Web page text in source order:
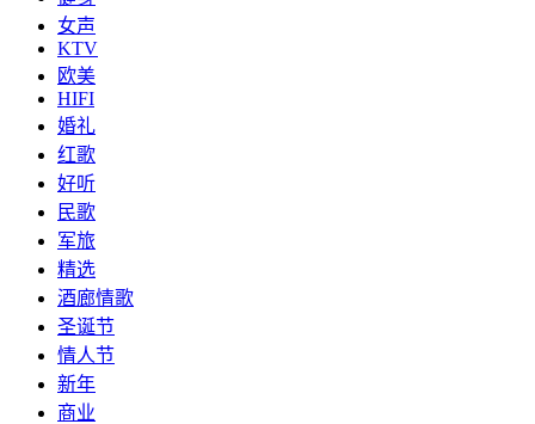
女声
KTV
欧美
HIFI
婚礼
红歌
好听
民歌
军旅
精选
酒廊情歌
圣诞节
情人节
新年
商业